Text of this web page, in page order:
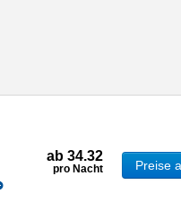
ab 34.32
pro Nacht Preise